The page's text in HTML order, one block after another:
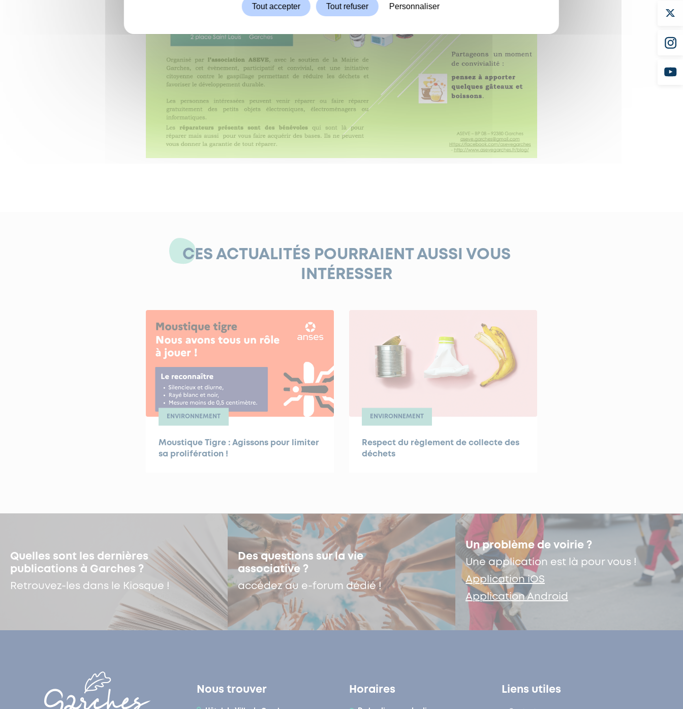
CES ACTUALITÉS POURRAIENT AUSSI VOUS
INTÉRESSER
ENVIRONNEMENT
Moustique Tigre : Agissons pour limiter
sa prolifération !
ENVIRONNEMENT
Respect du règlement de collecte des
déchets
Quelles sont les dernières
publications à Garches ?
Retrouvez-les dans le Kiosque !
Des questions sur la vie
associative ?
accédez au e-forum dédié !
Un problème de voirie ?
Une application est là pour vous !
Application iOS
Application Android
Nous trouver Horaires Liens utiles
Tout accepter Tout refuser Personnaliser